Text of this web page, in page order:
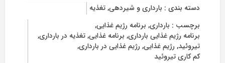
دسته بندی : بارداری و شیردهی,تغذیه
برچسب : بارداری, برنامه رژیم غذایی,
برنامه رژیم غذایی بارداری, برنامه غذایی,تغذیه در بارداری,
تیروئید, رژیم غذایی, رژیم غذایی در بارداری,
کم کاری تیروئید